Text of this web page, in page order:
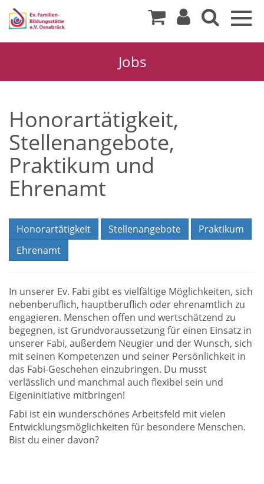
Jobs
Honorartätigkeit,
Stellenangebote,
Praktikum und
Ehrenamt
Honorartätigkeit Stellenangebote
Praktikum
Ehrenamt
In unserer Ev. Fabi gibt es vielfältige Möglichkeiten, sich
nebenberuflich, hauptberuflich oder ehrenamtlich zu
engagieren. Menschen offen und wertschätzend zu
begegnen, ist Grundvoraussetzung für einen Einsatz in
unserer Fabi, außerdem Neugier und der Wunsch, sich
mit seinen Kompetenzen und seiner Persönlichkeit in
das Fabi-Geschehen einzubringen. Du musst
verlässlich und manchmal auch flexibel sein und
Eigeninitiative mitbringen!
Fabi ist ein wunderschönes Arbeitsfeld mit vielen
Entwicklungsmöglichkeiten für besondere Menschen.
Bist du einer davon?